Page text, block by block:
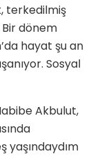
terkedilmiş
Bir dönem
hayat şu an
Sosyal
Akbulut,
yaşındaydım